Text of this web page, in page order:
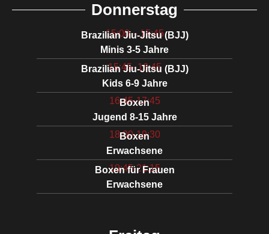
Donnerstag
15:00 – 15:45
Brazilian Jiu-Jitsu (BJJ)
Minis 3-5 Jahre
15:45- 16:45
Brazilian Jiu-Jitsu (BJJ)
Kids 6-9 Jahre
16:45-17:45
Boxen
Jugend 8-15 Jahre
18:00-19:30
Boxen
Erwachsene
19:45-21:15
Boxen für Frauen
Erwachsene